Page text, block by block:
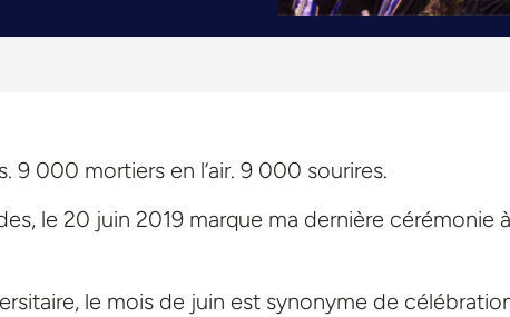
000 mortiers en l’air. 9 000 sourires.
le 20 juin 2019 marque ma dernière cérémonie
le mois de juin est synonyme de